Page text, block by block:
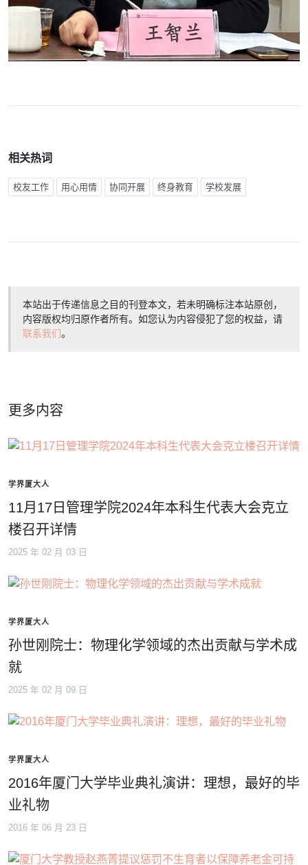
相关热词
校友工作 用心用情 协同开展 终身教育 学校发展
本站出于传递信息之目的刊登本文，若未明确标注本站原创，
内容版权均归原作者所有。如您认为内容侵犯了您的权益，请
联系我们。
更多内容
学界厦大人
11月17日管理学院2024年本科生代表大会克立
楼召开详情
2025 年 02 月 03 日
学界厦大人
孙世刚院士：物理化学领域的杰出贡献与学术成
就
2025 年 02 月 09 日
学界厦大人
2016年厦门大学毕业典礼演讲：理想，最好的毕
业礼物
2016 年 06 月 23 日